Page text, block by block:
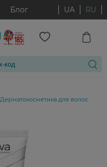
Блог UA RU
Дерматокосметика для волос